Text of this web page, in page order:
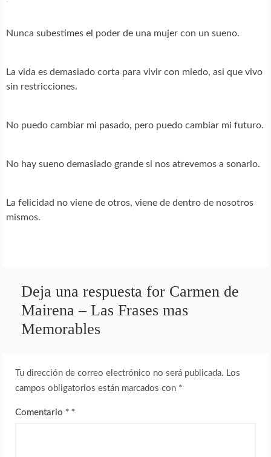
Nunca subestimes el poder de una mujer con un sueno.
La vida es demasiado corta para vivir con miedo, asi que vivo
sin restricciones.
No puedo cambiar mi pasado, pero puedo cambiar mi futuro.
No hay sueno demasiado grande si nos atrevemos a sonarlo.
La felicidad no viene de otros, viene de dentro de nosotros
mismos.
Deja una respuesta for Carmen de
Mairena – Las Frases mas
Memorables
Tu dirección de correo electrónico no será publicada. Los
campos obligatorios están marcados con *
Comentario *